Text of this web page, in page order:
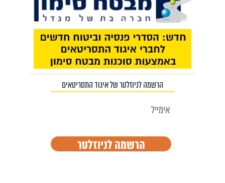
הרשמה לניוזלטר של איגוד התסריטאים